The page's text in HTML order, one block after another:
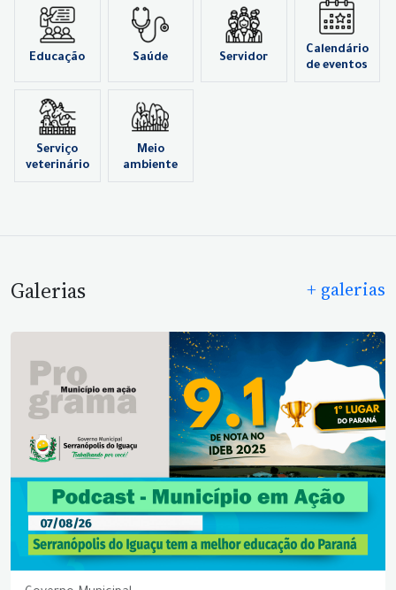
Educação Saúde Servidor
Calendário
de eventos
Serviço
veterinário
Meio
ambiente
Galerias + galerias